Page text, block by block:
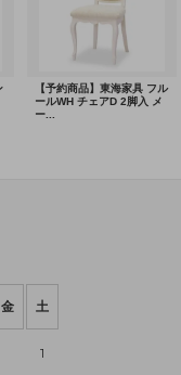
金 土
1